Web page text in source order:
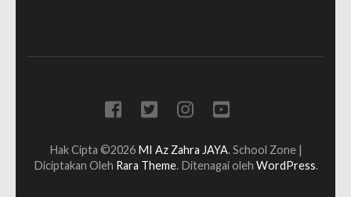
Hak Cipta ©2026 MI Az Zahra JAYA. School Zone |
Diciptakan Oleh Rara Theme. Ditenagai oleh WordPress.